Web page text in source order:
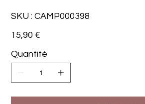
SKU : SKU
CAMP000398
CAMP000398
Prix
15,90 €
Quantité